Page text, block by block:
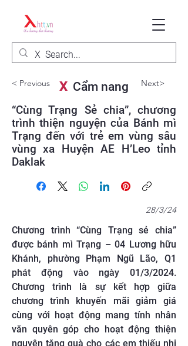
< Previous XCẩm nang Next>
“Cùng Trạng Sẻ chia”, chương
trình thiện nguyện của Bánh mì
Trạng đến với trẻ em vùng sâu
vùng xa Huyện AE H’Leo tỉnh
Daklak
28/3/24
Chương trình “Cùng Trạng sẻ chia”
được bánh mì Trạng – 04 Lương hữu
Khánh, phường Phạm Ngũ Lão, Q1
phát động vào ngày 01/3/2024.
Chương trình là sự kết hợp giữa
chương trình khuyến mãi giảm giá
cùng với hoạt động mang tính nhân
văn quyên góp cho hoạt động thiện
nguyện tặng quà cho các em thiếu nhi